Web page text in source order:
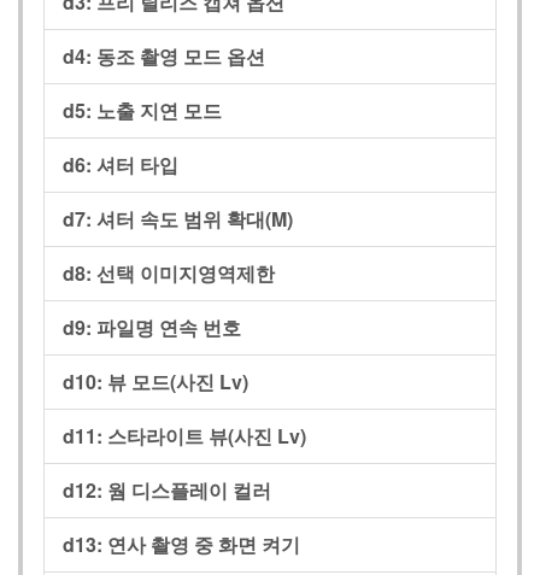
d4: 동조 촬영 모드 옵션
d5: 노출 지연 모드
d6: 셔터 타입
d7: 셔터 속도 범위 확대(M)
d8: 선택 이미지영역제한
d9: 파일명 연속 번호
d10: 뷰 모드(사진 Lv)
d11: 스타라이트 뷰(사진 Lv)
d12: 웜 디스플레이 컬러
d13: 연사 촬영 중 화면 켜기